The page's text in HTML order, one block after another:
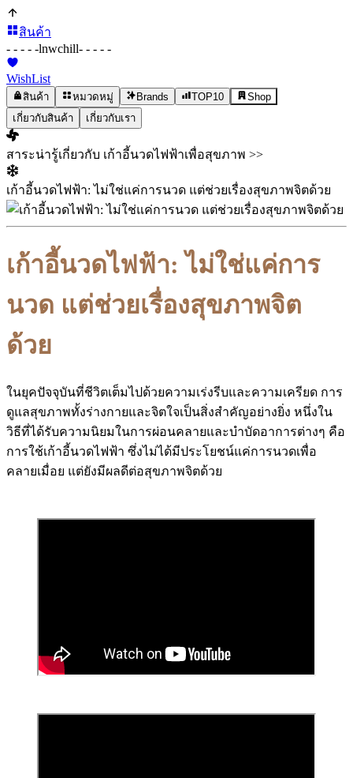
สินค้า
- - - - -lnwchill- - - - -
WishList
สินค้า หมวดหมู่ Brands TOP10
Shop
เกี่ยวกับสินค้า
เกี่ยวกับเรา
สาระน่ารู้เกี่ยวกับ เก้าอี้นวดไฟฟ้าเพื่อสุขภาพ >>
เก้าอี้นวดไฟฟ้า: ไม่ใช่แค่การนวด แต่ช่วยเรื่องสุขภาพจิตด้วย
เก้าอี้นวดไฟฟ้า: ไม่ใช่แค่การ
นวด แต่ช่วยเรื่องสุขภาพจิต
ด้วย
ในยุคปัจจุบันที่ชีวิตเต็มไปด้วยความเร่งรีบและความเครียด การ
ดูแลสุขภาพทั้งร่างกายและจิตใจเป็นสิ่งสำคัญอย่างยิ่ง หนึ่งใน
วิธีที่ได้รับความนิยมในการผ่อนคลายและบำบัดอาการต่างๆ คือ
การใช้เก้าอี้นวดไฟฟ้า ซึ่งไม่ได้มีประโยชน์แค่การนวดเพื่อ
คลายเมื่อย แต่ยังมีผลดีต่อสุขภาพจิตด้วย